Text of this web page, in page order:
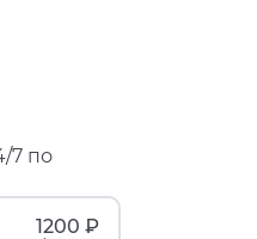
7 по
1200 ₽